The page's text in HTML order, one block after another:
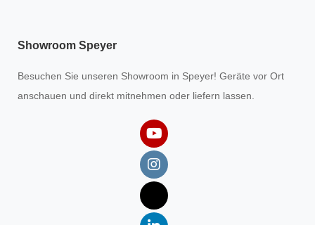
Showroom Speyer
Besuchen Sie unseren Showroom in Speyer! Geräte vor Ort
anschauen und direkt mitnehmen oder liefern lassen.